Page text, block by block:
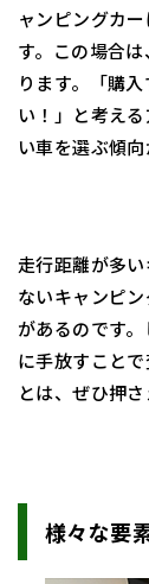
ャンピングカ
す。この場合
ります。「購
い！」と考え
い車を選ぶ傾向
走行距離が多
ないキャンピ
があるのです
に手放すこと
とは、ぜひ押
様々な要